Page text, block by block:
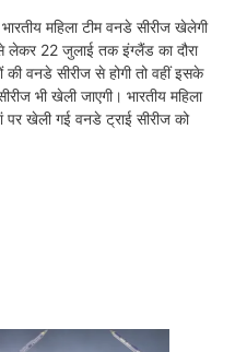
महिला टीम वनडे सीरीज खेलेगी
लेकर 22 जुलाई तक इंग्लैंड का दौरा
वनडे सीरीज से होगी तो वहीं इसके
भी खेली जाएगी। भारतीय महिला
पर खेली गई वनडे ट्राई सीरीज को